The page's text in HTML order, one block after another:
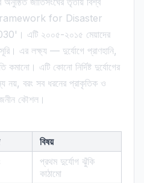
Framework for Disaster
এটি ২০০৫-২০১৫ মেয়াদের
এর লক্ষ্য — দুর্যোগে প্রাণহানি,
কমানো। এটি কোনো নির্দিষ্ট দুর্যোগের
নয়, বরং সব ধরনের প্রাকৃতিক ও
কৌশল।
বিষয়
প্রথম দুর্যোগ ঝুঁকি
কাঠামো